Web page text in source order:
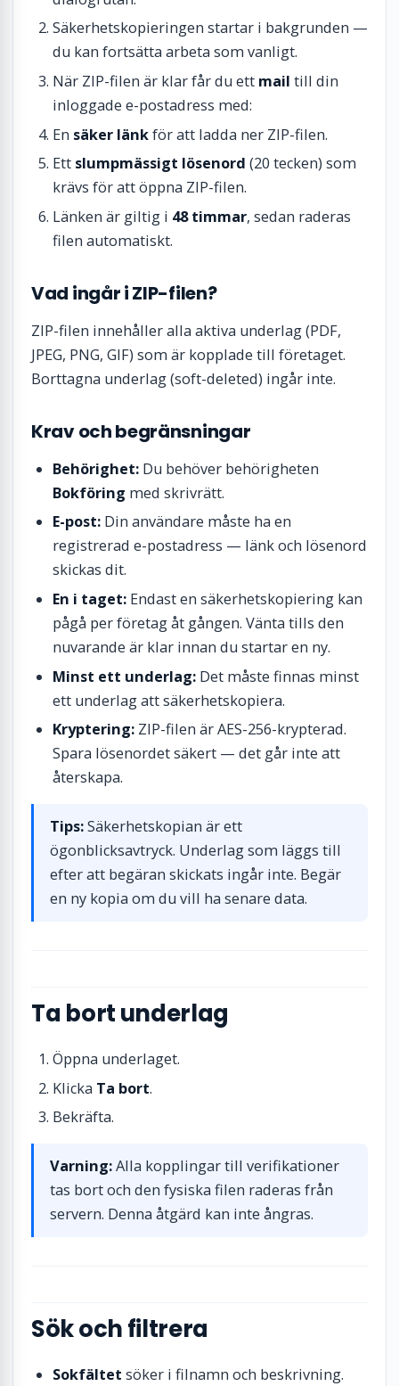
Säkerhetskopieringen startar i bakgrunden —
du kan fortsätta arbeta som vanligt.
När ZIP-filen är klar får du ett mail till din
inloggade e-postadress med:
En säker länkför att ladda ner ZIP-filen.
Ett slumpmässigt lösenord (20 tecken) som
krävs för att öppna ZIP-filen.
Länken är giltig i 48 timmar, sedan raderas
filen automatiskt.
Vad ingår i ZIP-filen?
ZIP-filen innehåller alla aktiva underlag (PDF,
JPEG, PNG, GIF) som är kopplade till företaget.
Borttagna underlag (soft-deleted) ingår inte.
Krav och begränsningar
Behörighet: Du behöver behörigheten
Bokföring med skrivrätt.
E-post: Din användare måste ha en
registrerad e-postadress — länk och lösenord
skickas dit.
En i taget: Endast en säkerhetskopiering kan
pågå per företag åt gången. Vänta tills den
nuvarande är klar innan du startar en ny.
Minst ett underlag: Det måste finnas minst
ett underlag att säkerhetskopiera.
Kryptering: ZIP-filen är AES-256-krypterad.
Spara lösenordet säkert — det går inte att
återskapa.
Tips:Säkerhetskopian är ett
ögonblicksavtryck. Underlag som läggs till
efter att begäran skickats ingår inte. Begär
en ny kopia om du vill ha senare data.
Ta bort underlag
Öppna underlaget.
Klicka Ta bort.
Bekräfta.
Varning:Alla kopplingar till verifikationer
tas bort och den fysiska filen raderas från
servern. Denna åtgärd kan inte ångras.
Sök och filtrera
Sokfältet söker i filnamn och beskrivning.